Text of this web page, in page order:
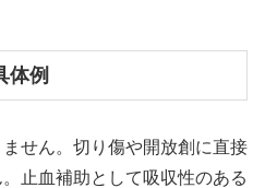
体例
せん。切り傷や開放創に直接
止血補助として吸収性のある